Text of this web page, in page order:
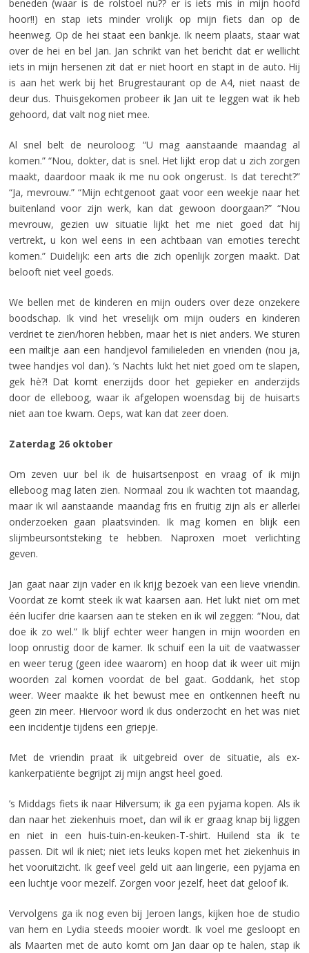
beneden (waar is de rolstoel nu?? er is iets mis in mijn hoofd
hoor!!) en stap iets minder vrolijk op mijn fiets dan op de
heenweg. Op de hei staat een bankje. Ik neem plaats, staar wat
over de hei en bel Jan. Jan schrikt van het bericht dat er wellicht
iets in mijn hersenen zit dat er niet hoort en stapt in de auto. Hij
is aan het werk bij het Brugrestaurant op de A4, niet naast de
deur dus. Thuisgekomen probeer ik Jan uit te leggen wat ik heb
gehoord, dat valt nog niet mee.
Al snel belt de neuroloog: “U mag aanstaande maandag al
komen.” “Nou, dokter, dat is snel. Het lijkt erop dat u zich zorgen
maakt, daardoor maak ik me nu ook ongerust. Is dat terecht?”
“Ja, mevrouw.” “Mijn echtgenoot gaat voor een weekje naar het
buitenland voor zijn werk, kan dat gewoon doorgaan?” “Nou
mevrouw, gezien uw situatie lijkt het me niet goed dat hij
vertrekt, u kon wel eens in een achtbaan van emoties terecht
komen.” Duidelijk: een arts die zich openlijk zorgen maakt. Dat
belooft niet veel goeds.
We bellen met de kinderen en mijn ouders over deze onzekere
boodschap. Ik vind het vreselijk om mijn ouders en kinderen
verdriet te zien/horen hebben, maar het is niet anders. We sturen
een mailtje aan een handjevol familieleden en vrienden (nou ja,
twee handjes vol dan). ’s Nachts lukt het niet goed om te slapen,
gek hè?! Dat komt enerzijds door het gepieker en anderzijds
door de elleboog, waar ik afgelopen woensdag bij de huisarts
niet aan toe kwam. Oeps, wat kan dat zeer doen.
Zaterdag 26 oktober
Om zeven uur bel ik de huisartsenpost en vraag of ik mijn
elleboog mag laten zien. Normaal zou ik wachten tot maandag,
maar ik wil aanstaande maandag fris en fruitig zijn als er allerlei
onderzoeken gaan plaatsvinden. Ik mag komen en blijk een
slijmbeursontsteking te hebben. Naproxen moet verlichting
geven.
Jan gaat naar zijn vader en ik krijg bezoek van een lieve vriendin.
Voordat ze komt steek ik wat kaarsen aan. Het lukt niet om met
één lucifer drie kaarsen aan te steken en ik wil zeggen: “Nou, dat
doe ik zo wel.” Ik blijf echter weer hangen in mijn woorden en
loop onrustig door de kamer. Ik schuif een la uit de vaatwasser
en weer terug (geen idee waarom) en hoop dat ik weer uit mijn
woorden zal komen voordat de bel gaat. Goddank, het stop
weer. Weer maakte ik het bewust mee en ontkennen heeft nu
geen zin meer. Hiervoor word ik dus onderzocht en het was niet
een incidentje tijdens een griepje.
Met de vriendin praat ik uitgebreid over de situatie, als ex-
kankerpatiënte begrijpt zij mijn angst heel goed.
’s Middags fiets ik naar Hilversum; ik ga een pyjama kopen. Als ik
dan naar het ziekenhuis moet, dan wil ik er graag knap bij liggen
en niet in een huis-tuin-en-keuken-T-shirt. Huilend sta ik te
passen. Dit wil ik niet; niet iets leuks kopen met het ziekenhuis in
het vooruitzicht. Ik geef veel geld uit aan lingerie, een pyjama en
een luchtje voor mezelf. Zorgen voor jezelf, heet dat geloof ik.
Vervolgens ga ik nog even bij Jeroen langs, kijken hoe de studio
van hem en Lydia steeds mooier wordt. Ik voel me gesloopt en
als Maarten met de auto komt om Jan daar op te halen, stap ik